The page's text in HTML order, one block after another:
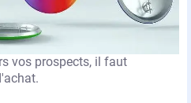
vos prospects, il faut